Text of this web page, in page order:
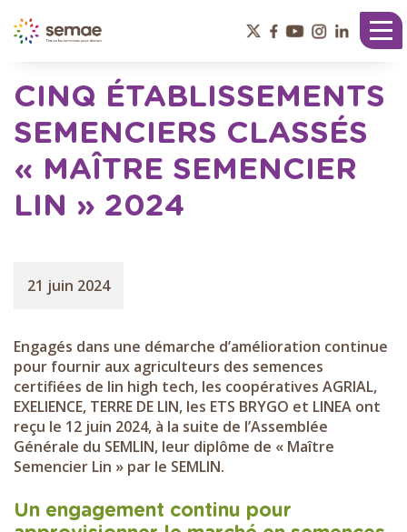
CINQ ÉTABLISSEMENTS
SEMENCIERS CLASSÉS
« MAÎTRE SEMENCIER
LIN » 2024
21 juin 2024
Engagés dans une démarche d’amélioration continue
pour fournir aux agriculteurs des semences
certifiées de lin high tech, les coopératives AGRIAL,
EXELIENCE, TERRE DE LIN, les ETS BRYGO et LINEA ont
reçu le 12 juin 2024, à la suite de l’Assemblée
Générale du SEMLIN, leur diplôme de « Maître
Semencier Lin » par le SEMLIN.
Un engagement continu pour